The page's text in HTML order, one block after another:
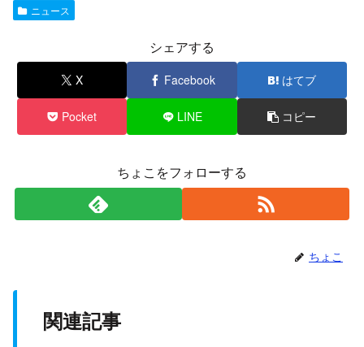
ニュース
シェアする
X Facebook はてブ
Pocket LINE コピー
ちょこをフォローする
ちょこ
関連記事